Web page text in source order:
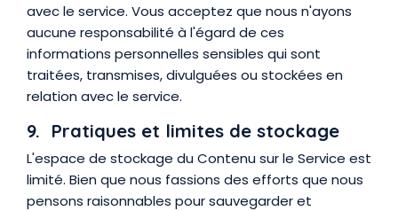
avec le service. Vous acceptez que nous n'ayons
aucune responsabilité à l'égard de ces
informations personnelles sensibles qui sont
traitées, transmises, divulguées ou stockées en
relation avec le service.
9. Pratiques et limites de stockage
L'espace de stockage du Contenu sur le Service est
limité. Bien que nous fassions des efforts que nous
pensons raisonnables pour sauvegarder et